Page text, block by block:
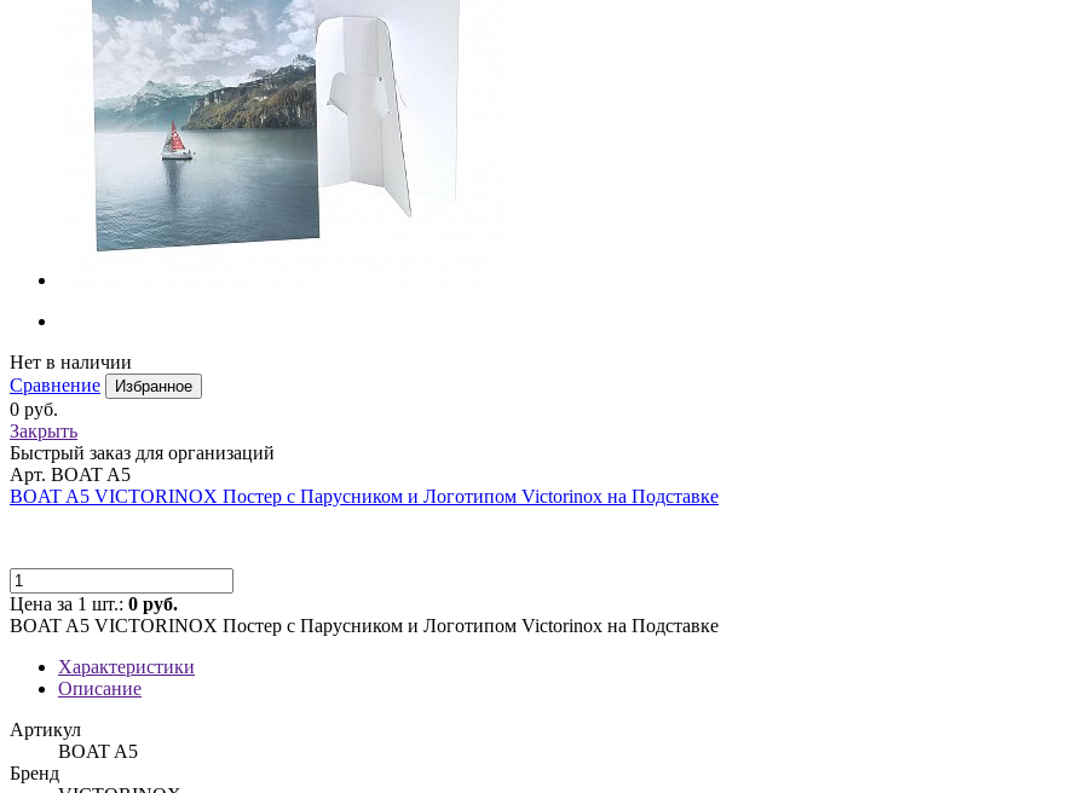
Нет в наличии
Сравнение
Избранное
0 руб.
Закрыть
Быстрый заказ для организаций
Арт. BOAT A5
BOAT A5 VICTORINOX Постер с Парусником и Логотипом Victorinox на Подставке
Цена за 1 шт.: 0 руб.
BOAT A5 VICTORINOX Постер с Парусником и Логотипом Victorinox на Подставке
Характеристики
Описание
Артикул
BOAT A5
Бренд